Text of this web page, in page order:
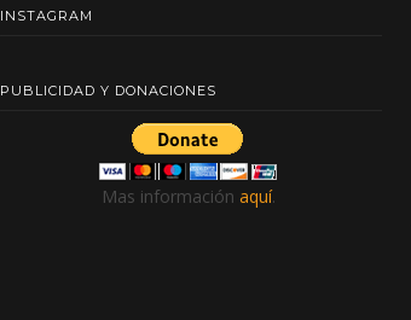
INSTAGRAM
PUBLICIDAD Y DONACIONES
Mas información aquí.